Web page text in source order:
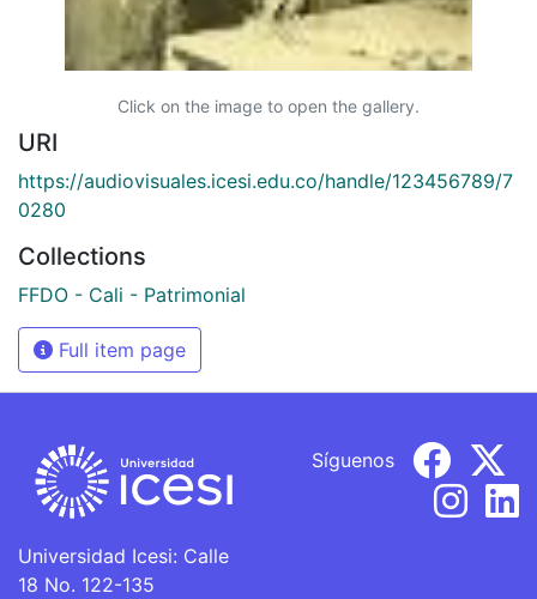
Click on the image to open the gallery.
URI
https://audiovisuales.icesi.edu.co/handle/123456789/7
0280
Collections
FFDO - Cali - Patrimonial
Full item page
Universidad Icesi: Calle
18 No. 122-135
Síguenos